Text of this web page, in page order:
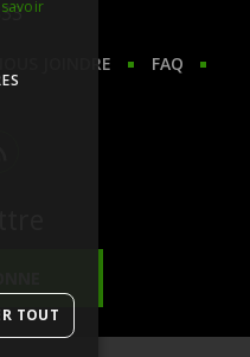
NOUS JOINDRE
FAQ
savoir
TOUT